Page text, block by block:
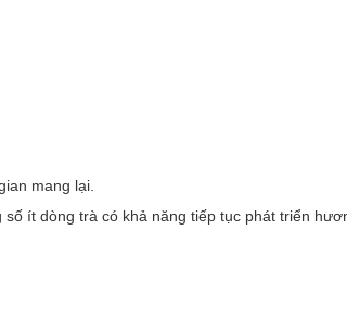
mang lại.
số ít dòng trà có khả năng tiếp tục phát triển